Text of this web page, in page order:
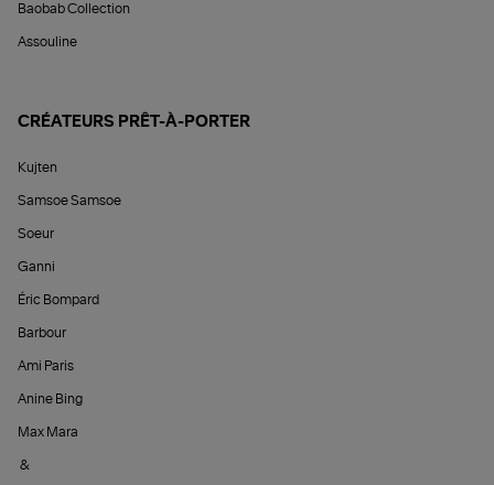
Baobab Collection
Assouline
CRÉATEURS PRÊT-À-PORTER
Kujten
Samsoe Samsoe
Soeur
Ganni
Éric Bompard
Barbour
Ami Paris
Anine Bing
Max Mara
&